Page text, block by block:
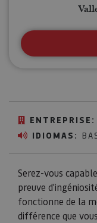
ENTREPRISE:
IDIOMAS:
Serez-vous
preuve
fonctionne de la
différence que